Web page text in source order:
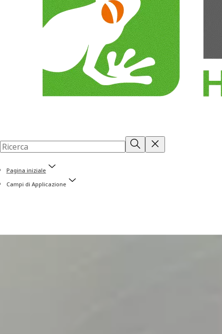
Pagina iniziale
Campi di Applicazione